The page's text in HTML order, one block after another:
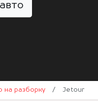
на разборку / Jetour